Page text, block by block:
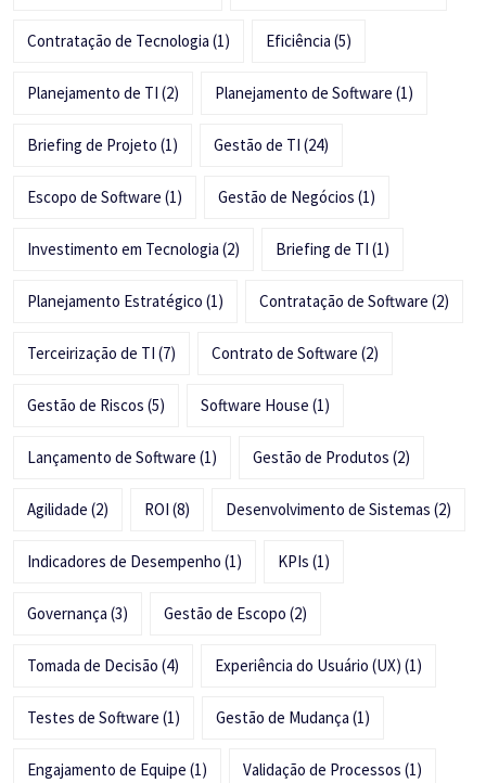
Contratação de Tecnologia (1) Eficiência (5)
Planejamento de TI (2) Planejamento de Software (1)
Briefing de Projeto (1) Gestão de TI (24)
Escopo de Software (1) Gestão de Negócios (1)
Investimento em Tecnologia (2) Briefing de TI (1)
Planejamento Estratégico (1) Contratação de Software (2)
Terceirização de TI (7) Contrato de Software (2)
Gestão de Riscos (5) Software House (1)
Lançamento de Software (1) Gestão de Produtos (2)
Agilidade (2) ROI (8) Desenvolvimento de Sistemas (2)
Indicadores de Desempenho (1) KPIs (1)
Governança (3) Gestão de Escopo (2)
Tomada de Decisão (4) Experiência do Usuário (UX) (1)
Testes de Software (1) Gestão de Mudança (1)
Engajamento de Equipe (1) Validação de Processos (1)